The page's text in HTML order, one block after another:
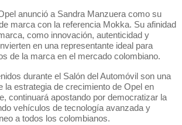
anunció a Sandra Manzuera como su
marca con la referencia Mokka. Su afinidad
como innovación, autenticidad y
en una representante ideal para
de la marca en el mercado colombiano.
durante el Salón del Automóvil son una
la estrategia de crecimiento de Opel en
continuará apostando por democratizar la
vehículos de tecnología avanzada y
a todos los colombianos.